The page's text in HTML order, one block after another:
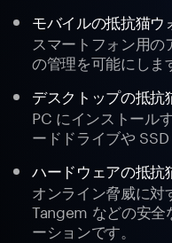
モバイルの抵抗猫ウ
スマートフォン用
の管理を可能にしま
デスクトップの抵抗
PC にインストール
ードドライブや
ハードウェアの抵抗
オンライン脅威に対
Tangem などの安全
ーションです。